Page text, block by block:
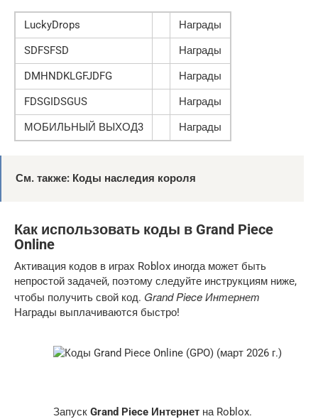
LuckyDrops
Награды
SDFSFSD
Награды
DMHNDKLGFJDFG
Награды
FDSGIDSGUS
Награды
МОБИЛЬНЫЙ ВЫХОД3
Награды
См. также: Коды наследия короля
Как использовать коды в Grand Piece
Online
Активация кодов в играх Roblox иногда может быть
непростой задачей, поэтому следуйте инструкциям ниже,
чтобы получить свой код. Grand Piece Интернет
Награды выплачиваются быстро!
Запуск Grand Piece Интернет на Roblox.